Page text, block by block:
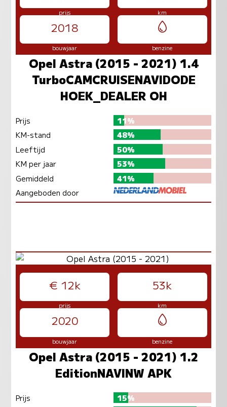
prijs km
2018
bouwjaar benzine
Opel Astra (2015 - 2021) 1.4
TurboCAMCRUISENAVIDODE
HOEK_DEALER OH
Prijs
11%
KM-stand
48%
Leeftijd
50%
KM per jaar
53%
Gemiddeld
41%
Aangeboden door
€ 12k 53k
prijs km
2020
bouwjaar benzine
Opel Astra (2015 - 2021) 1.2
EditionNAVINW APK
Prijs
15%